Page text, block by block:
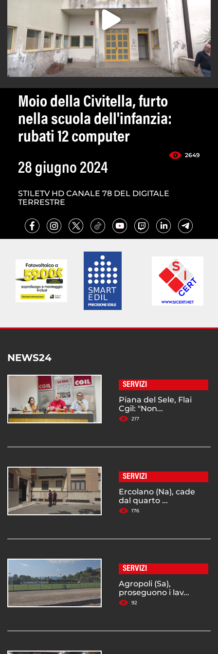
Moio della Civitella, furto
nella scuola dell'infanzia:
rubati 12 computer
2649
28 giugno 2024
STILETV HD CANALE 78 DEL DIGITALE
TERRESTRE
NEWS24
SERVIZI
Piana del Sele, Flai
Cgil: "Non...
217
SERVIZI
Ercolano (Na), cade
dal quarto ...
176
SERVIZI
Agropoli (Sa),
proseguono i lav...
92